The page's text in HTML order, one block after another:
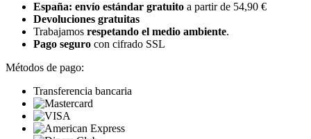
España: envío estándar gratuito a partir de 54,90 €
Devoluciones gratuitas
Trabajamos respetando el medio ambiente.
Pago seguro con cifrado SSL
Métodos de pago:
Transferencia bancaria